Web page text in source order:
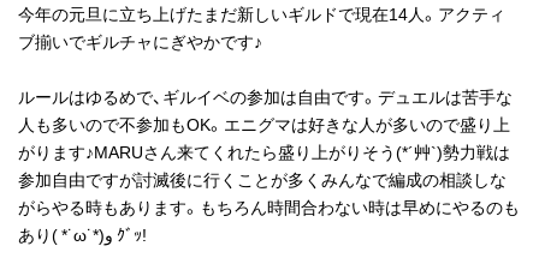
今年の元旦に立ち上げたまだ新しいギルドで現在14人。アクティ
ブ揃いでギルチャにぎやかです♪
ルールはゆるめで、ギルイベの参加は自由です。デュエルは苦手な
人も多いので不参加もOK。エニグマは好きな人が多いので盛り上
がります♪MARUさん来てくれたら盛り上がりそう(*´艸`)勢力戦は
参加自由ですが討滅後に行くことが多くみんなで編成の相談しな
がらやる時もあります。もちろん時間合わない時は早めにやるのも
あり( *˙ω˙*)و ｸﾞｯ!